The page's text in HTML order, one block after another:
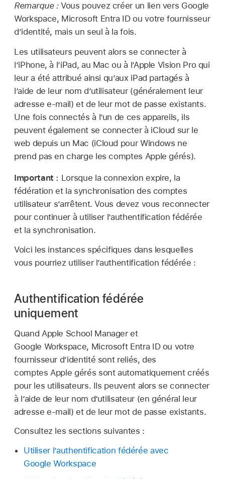
Remarque :Vous pouvez créer un lien vers Google
Workspace, Microsoft Entra ID ou votre fournisseur
d’identité, mais un seul à la fois.
Les utilisateurs peuvent alors se connecter à
l’iPhone, à l’iPad, au Mac ou à l’Apple Vision Pro qui
leur a été attribué ainsi qu’aux iPad partagés à
l’aide de leur nom d’utilisateur (généralement leur
adresse e-mail) et de leur mot de passe existants.
Une fois connectés à l’un de ces appareils, ils
peuvent également se connecter à iCloud sur le
web depuis un Mac (iCloud pour Windows ne
prend pas en charge les comptes Apple gérés).
Important : Lorsque la connexion expire, la
fédération et la synchronisation des comptes
utilisateur s’arrêtent. Vous devez vous reconnecter
pour continuer à utiliser l’authentification fédérée
et la synchronisation.
Voici les instances spécifiques dans lesquelles
vous pourriez utiliser l’authentification fédérée :
Authentification fédérée
uniquement
Quand Apple School Manager et
Google Workspace, Microsoft Entra ID ou votre
fournisseur d’identité sont reliés, des
comptes Apple gérés sont automatiquement créés
pour les utilisateurs. Ils peuvent alors se connecter
à l’aide de leur nom d’utilisateur (en général leur
adresse e-mail) et de leur mot de passe existants.
Consultez les sections suivantes :
Utiliser l’authentification fédérée avec
Google Workspace